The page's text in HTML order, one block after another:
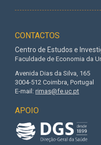
CONTACTOS
Centro de Estudos e
Faculdade de Economia da
Avenida Dias da Silva, 165
3004-512 Coimbra, Portugal
E-mail: rimas@fe.uc.pt
APOIO